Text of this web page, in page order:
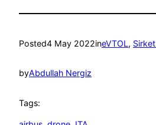
Posted4 May 2022ineVTOL,
byAbdullah Nergiz
Tags: